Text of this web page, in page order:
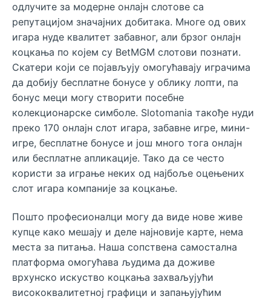
одлучите за модерне онлајн слотове са
репутацијом значајних добитака. Многе од ових
игара нуде квалитет забавног, али брзог онлајн
коцкања по којем су BetMGM слотови познати.
Скатери који се појављују омогућавају играчима
да добију бесплатне бонусе у облику лопти, па
бонус меци могу створити посебне
колекционарске симболе. Slotomania такође нуди
преко 170 онлајн слот игара, забавне игре, мини-
игре, бесплатне бонусе и још много тога онлајн
или бесплатне апликације. Тако да се често
користи за играње неких од најбоље оцењених
слот игара компаније за коцкање.
Пошто професионалци могу да виде нове живе
купце како мешају и деле најновије карте, нема
места за питања. Наша сопствена самостална
платформа омогућава људима да доживе
врхунско искуство коцкања захваљујући
висококвалитетној графици и запањујућим